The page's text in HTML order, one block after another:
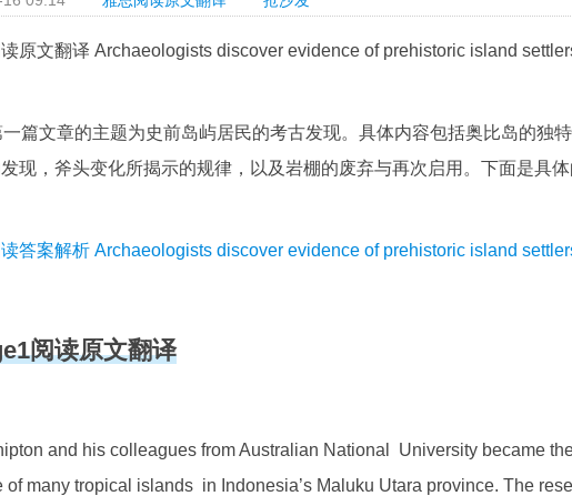
原文翻译 Archaeologists discover evidence of prehistoric island
篇文章的主题为史前岛屿居民的考古发现。具体内容包括奥比岛的独
现，斧头变化所揭示的规律，以及岩棚的废弃与再次启用。下面是具
答案解析 Archaeologists discover evidence of prehistoric island
阅读原文翻译
and his colleagues from Australian National University became
many tropical islands in Indonesia’s Maluku Utara province. The